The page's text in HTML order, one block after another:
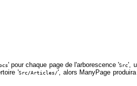
' pour chaque page de l'arborescence 'Src',
'Src/Articles/', alors ManyPage